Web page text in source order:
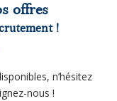
offres
!
n’hésitez
nous !